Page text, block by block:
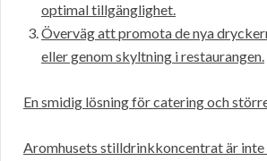
optimal tillgänglighet.
Överväg att promota de nya
eller genom skyltning i restaurangen.
En smidig lösning för catering och
Aromhusets stilldrinkkoncentrat är inte